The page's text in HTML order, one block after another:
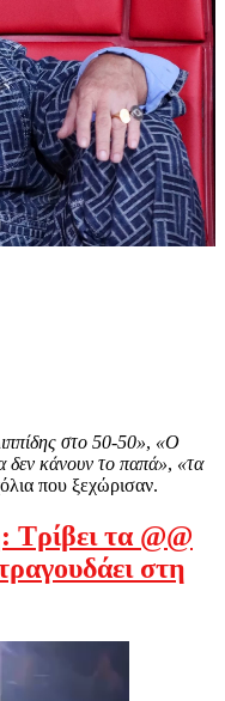
στο 50-50», «Ο
δεν κάνουν το παπά», «τα
που ξεχώρισαν.
τα @@
στη